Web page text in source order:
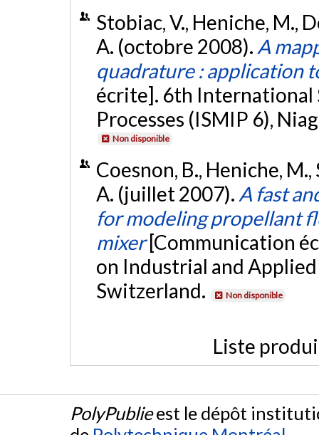
Stobiac, V., Heniche, M.,
A. (octobre 2008). A
quadrature : application
écrite]. 6th International
Processes (ISMIP 6),
Non disponible
Coesnon, B., Heniche, M.,
A. (juillet 2007). A fast
for modeling propellant
mixer [Communication
on Industrial and
Switzerland.
Non disponible
Liste
PolyPublieest le dépôt